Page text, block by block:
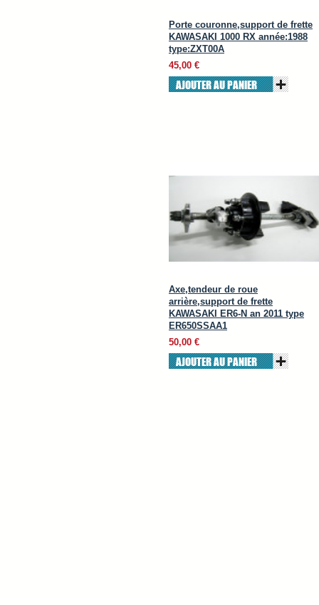
Porte couronne,support de frette
KAWASAKI 1000 RX année:1988
type:ZXT00A
45,00 €
AJOUTER AU PANIER
Axe,tendeur de roue
arrière,support de frette
KAWASAKI ER6-N an 2011 type
ER650SSAA1
50,00 €
AJOUTER AU PANIER